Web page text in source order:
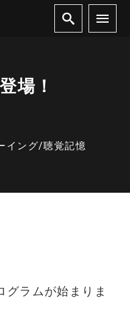
場！
イング/聴覚記憶
グラムが始まりま